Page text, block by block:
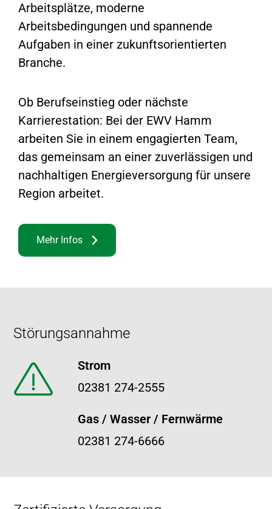
Arbeitsplätze, moderne
Arbeitsbedingungen und spannende
Aufgaben in einer zukunftsorientierten
Branche.
Ob Berufseinstieg oder nächste
Karrierestation: Bei der EWV Hamm
arbeiten Sie in einem engagierten Team,
das gemeinsam an einer zuverlässigen und
nachhaltigen Energieversorgung für unsere
Region arbeitet.
Mehr Infos
Störungsannahme
Strom
02381 274-2555
Gas / Wasser / Fernwärme
02381 274-6666